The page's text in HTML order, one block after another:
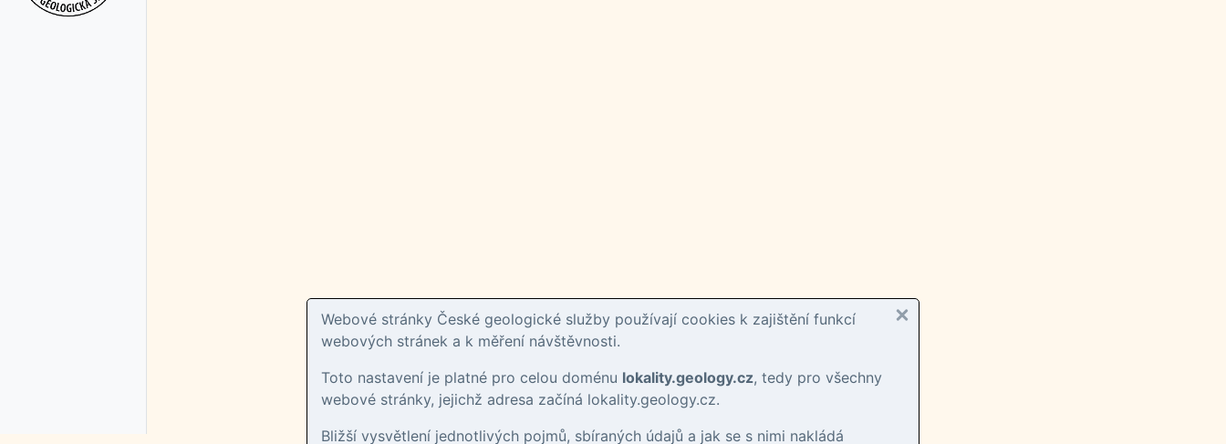
Webové stránky České geologické služby používají cookies k zajištění funkcí
webových stránek a k měření návštěvnosti.
Toto nastavení je platné pro celou doménu lokality.geology.cz, tedy pro všechny
webové stránky, jejichž adresa začíná lokality.geology.cz.
Bližší vysvětlení jednotlivých pojmů, sbíraných údajů a jak se s nimi nakládá